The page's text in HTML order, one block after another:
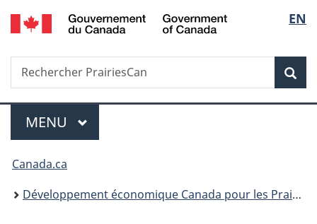
Passer
au
Passer
à
du
Passer
à
simplifiée
de
la
EN
Recherche
Rechercher
PrairiesCan
Menu
MENU PRINCIPAL
Vous
êtes
Canada.ca
Développement économique Canada pour les Prairies